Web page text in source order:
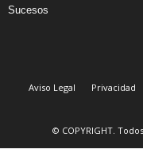
Sucesos
Aviso Legal Privacidad
© COPYRIGHT.